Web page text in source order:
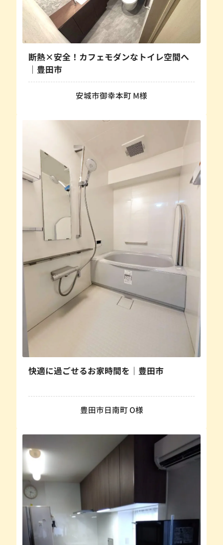
断熱×安全！カフェモダンなトイレ空間へ
｜豊田市
安城市御幸本町 M様
快適に過ごせるお家時間を｜豊田市
豊田市日南町 O様